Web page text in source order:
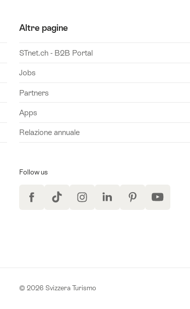
Altre pagine
STnet.ch - B2B Portal
Jobs
Partners
Apps
Relazione annuale
newsletter
Follow us
FacebookTikTok InstagramLinkedIn PinterestYouTube
© 2026 Svizzera Turismo